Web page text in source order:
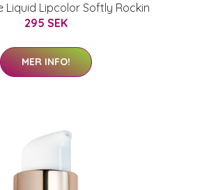
Liquid Lipcolor Softly Rockin
295 SEK
MER INFO!